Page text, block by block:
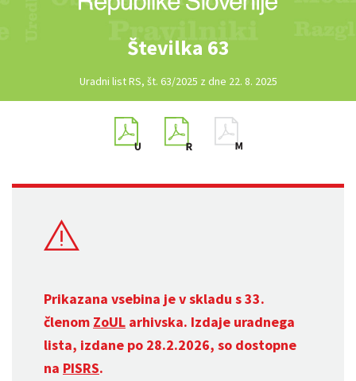
Številka 63
Uradni list RS, št. 63/2025 z dne 22. 8. 2025
Prikazana vsebina je v skladu s 33.
členom ZoUL arhivska. Izdaje uradnega
lista, izdane po 28.2.2026, so dostopne
na PISRS.